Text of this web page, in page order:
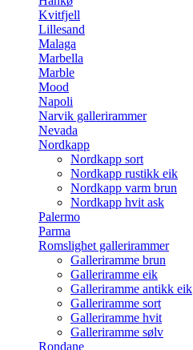
Kvitfjell
Lillesand
Malaga
Marbella
Marble
Mood
Napoli
Narvik gallerirammer
Nevada
Nordkapp
Nordkapp sort
Nordkapp rustikk eik
Nordkapp varm brun
Nordkapp hvit ask
Palermo
Parma
Romslighet gallerirammer
Galleriramme brun
Galleriramme eik
Galleriramme antikk eik
Galleriramme sort
Galleriramme hvit
Galleriramme sølv
Rondane